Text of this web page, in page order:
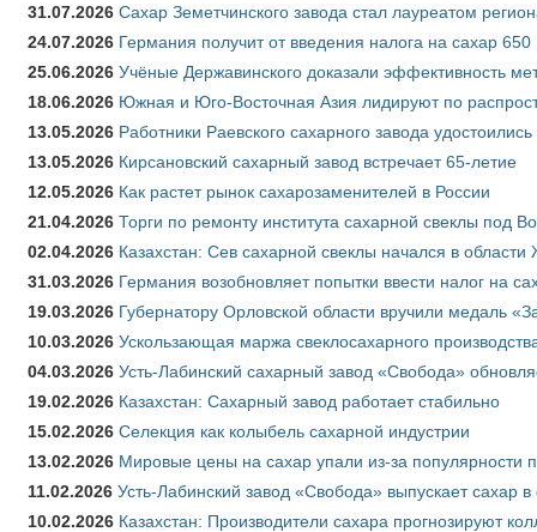
31.07.2026 Сахар Земетчинского завода стал лауреатом
24.07.2026 Германия получит от введения налога на сахар
25.06.2026 Учёные Державинского доказали эффективность
18.06.2026 Южная и Юго-Восточная Азия лидируют по
13.05.2026 Работники Раевского сахарного завода удостоились
13.05.2026 Кирсановский сахарный завод встречает 65-летие
12.05.2026 Как растет рынок сахарозаменителей в России
21.04.2026 Торги по ремонту института сахарной свеклы под
02.04.2026 Казахстан: Сев сахарной свеклы начался в области
31.03.2026 Германия возобновляет попытки ввести налог на
19.03.2026 Губернатору Орловской области вручили медаль
10.03.2026 Ускользающая маржа свеклосахарного
04.03.2026 Усть-Лабинский сахарный завод «Свобода»
19.02.2026 Казахстан: Сахарный завод работает стабильно
15.02.2026 Селекция как колыбель сахарной индустрии
13.02.2026 Мировые цены на сахар упали из-за популярности
11.02.2026 Усть-Лабинский завод «Свобода» выпускает сахар в
10.02.2026 Казахстан: Производители сахара прогнозируют